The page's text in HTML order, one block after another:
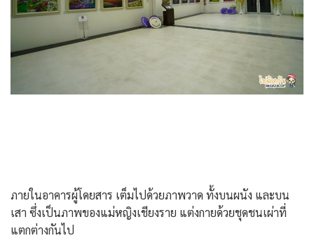
ภายในอาคารผู้โดยสาร เต็มไปด้วยภาพวาด ทั้งบนผนัง และบน
เสา ซึ่งเป็นภาพของแม่หญิงเชียงราย แต่งกายด้วยชุดชนเผ่าที่
แตกต่างกันไป